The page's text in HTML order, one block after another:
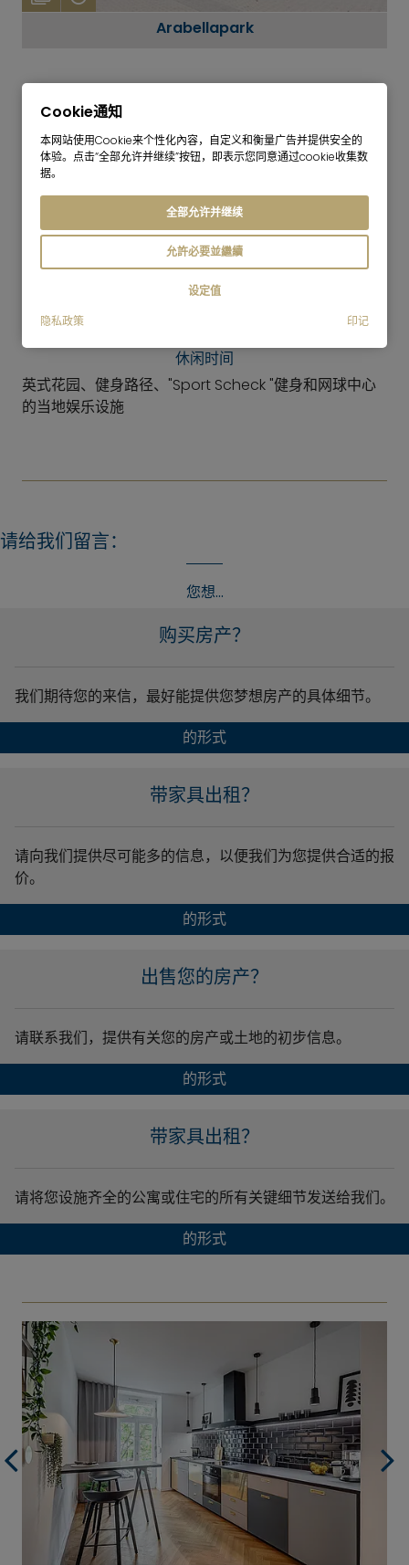
Arabellapark
几家小商店和超市、大型超市 "Marktkauf"、"OBI "DIY 商
餐饮业
休闲时间
英式花园、健身路径、"Sport Scheck "健身和网球中心
的当地娱乐设施
请给我们留言：
您想...
购买房产？
我们期待您的来信，最好能提供您梦想房产的具体细节。
的形式
带家具出租？
请向我们提供尽可能多的信息，以便我们为您提供合适的报
价。
的形式
出售您的房产？
请联系我们，提供有关您的房产或土地的初步信息。
的形式
带家具出租？
请将您设施齐全的公寓或住宅的所有关键细节发送给我们。
的形式
Cookie通知
本网站使用Cookie来个性化內容，自定义和衡量广告并提供安全的
体验。点击“全部允许并继续”按钮，即表示您同意通过cookie收集数
据。
全部允许并继续
允許必要並繼續
设定值
隐私政策
印记